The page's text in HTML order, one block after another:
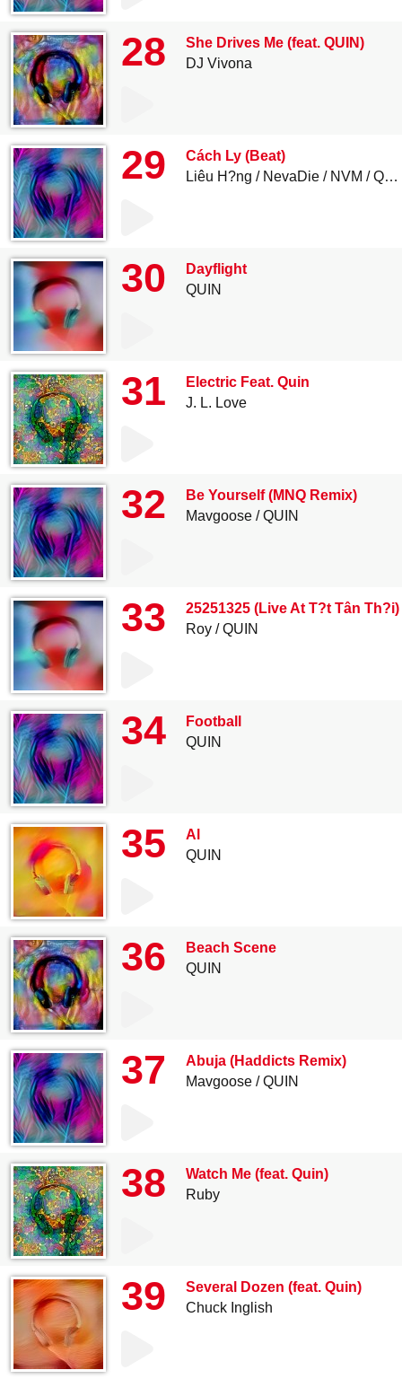
28
She Drives Me (feat. QUIN)
DJ Vivona
29
Cách Ly (Beat)
Liêu H?ng
NevaDie NVM QUIN
30
Dayflight
QUIN
31
Electric Feat. Quin
J. L. Love
32
Be Yourself (MNQ Remix)
Mavgoose
QUIN
33
25251325 (Live At T?t Tân Th?i)
Roy
QUIN
34
Football
QUIN
35
Al
QUIN
36
Beach Scene
QUIN
37
Abuja (Haddicts Remix)
Mavgoose
QUIN
38
Watch Me (feat. Quin)
Ruby
39
Several Dozen (feat. Quin)
Chuck Inglish